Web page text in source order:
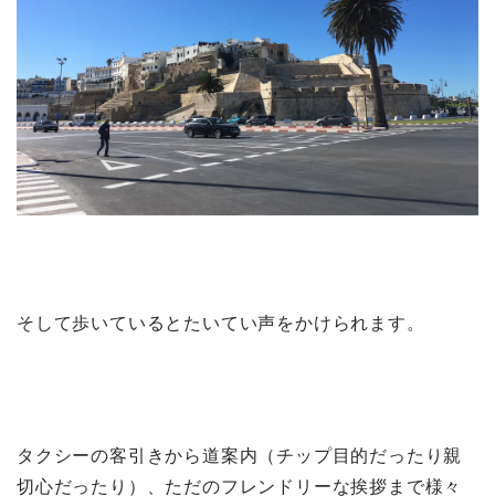
そして歩いているとたいてい声をかけられます。
タクシーの客引きから道案内（チップ目的だったり親
切心だったり）、ただのフレンドリーな挨拶まで様々